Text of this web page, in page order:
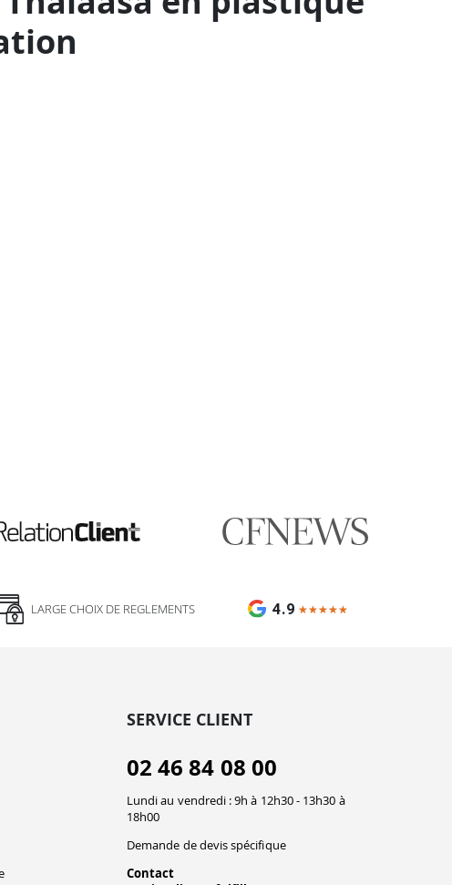
LARGE CHOIX DE REGLEMENTS 4.9 ★★★★★
★★★★★
SERVICE CLIENT
02 46 84 08 00
Lundi au vendredi : 9h à 12h30 - 13h30 à
18h00
Demande de devis spécifique
Contact
IA + équipe disponible 24/7